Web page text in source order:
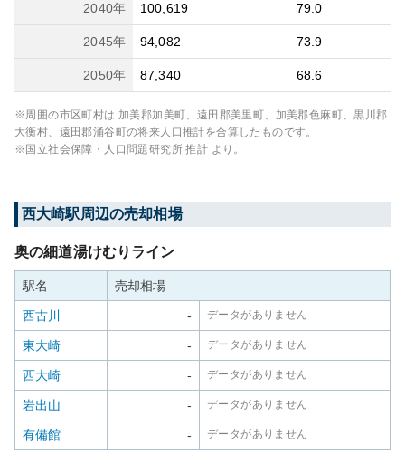
2040年 100,619 79.0
2045年 94,082 73.9
2050年 87,340 68.6
※周囲の市区町村は 加美郡加美町、遠田郡美里町、加美郡色麻町、黒川郡
大衡村、遠田郡涌谷町の将来人口推計を合算したものです。
※国立社会保障・人口問題研究所 推計 より。
西大崎駅周辺の売却相場
奥の細道湯けむりライン
駅名 売却相場
西古川 - データがありません
東大崎 - データがありません
西大崎 - データがありません
岩出山 - データがありません
有備館 - データがありません